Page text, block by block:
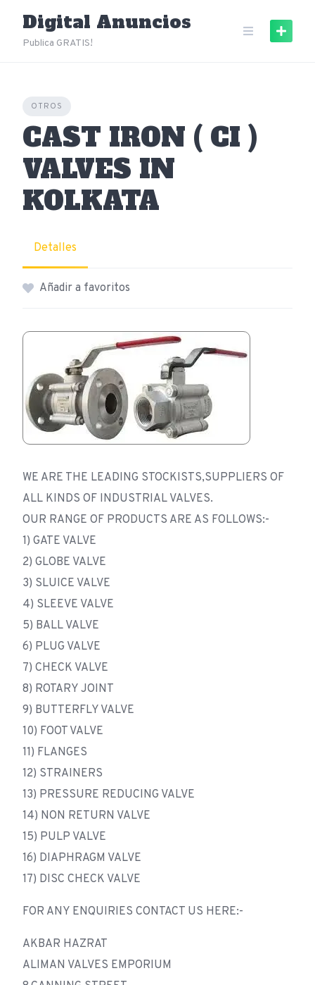
content
Digital Anuncios
Publica GRATIS!
OTROS
CAST IRON ( CI )
VALVES IN
KOLKATA
Detalles
Añadir a favoritos
WE ARE THE LEADING STOCKISTS,SUPPLIERS OF
ALL KINDS OF INDUSTRIAL VALVES.
OUR RANGE OF PRODUCTS ARE AS FOLLOWS:-
1) GATE VALVE
2) GLOBE VALVE
3) SLUICE VALVE
4) SLEEVE VALVE
5) BALL VALVE
6) PLUG VALVE
7) CHECK VALVE
8) ROTARY JOINT
9) BUTTERFLY VALVE
10) FOOT VALVE
11) FLANGES
12) STRAINERS
13) PRESSURE REDUCING VALVE
14) NON RETURN VALVE
15) PULP VALVE
16) DIAPHRAGM VALVE
17) DISC CHECK VALVE
FOR ANY ENQUIRIES CONTACT US HERE:-
AKBAR HAZRAT
ALIMAN VALVES EMPORIUM